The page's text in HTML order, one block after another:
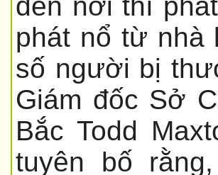
phát nổ từ nhà
số người bị
Giám đốc Sở
Bắc Todd
tuyên bố